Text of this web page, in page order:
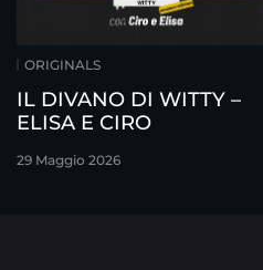
ORIGINALS
IL DIVANO DI WITTY –
ELISA E CIRO
29 Maggio 2026